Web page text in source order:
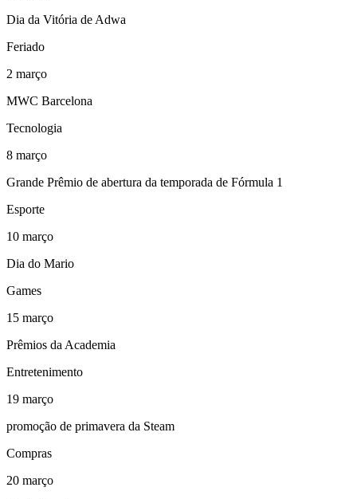
Dia da Vitória de Adwa
Feriado
2 março
MWC Barcelona
Tecnologia
8 março
Grande Prêmio de abertura da temporada de Fórmula 1
Esporte
10 março
Dia do Mario
Games
15 março
Prêmios da Academia
Entretenimento
19 março
promoção de primavera da Steam
Compras
20 março